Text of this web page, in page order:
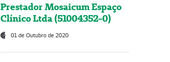
Prestador Mosaicum Espaço
Clínico Ltda (51004352-0)
01 de Outubro de 2020